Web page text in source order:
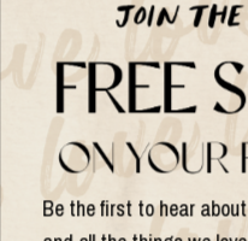
Help & Info
Help & Info
Be the first to hear